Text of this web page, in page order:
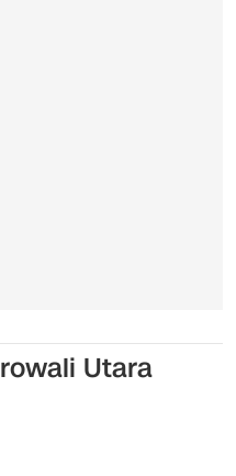
Utara